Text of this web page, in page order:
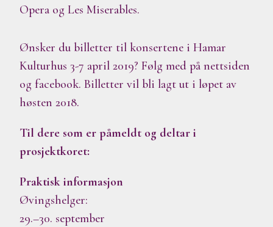
Opera og Les Miserables.
Ønsker du billetter til konsertene i Hamar
Kulturhus 3-7 april 2019? Følg med på nettsiden
og facebook. Billetter vil bli lagt ut i løpet av
høsten 2018.
Til dere som er påmeldt og deltar i
prosjektkoret:
Praktisk informasjon
Øvingshelger:
29.–30. september